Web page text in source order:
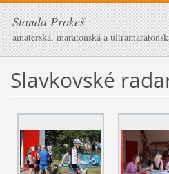
Standa Prokeš
amatérská, maratonská a
Slavkovské